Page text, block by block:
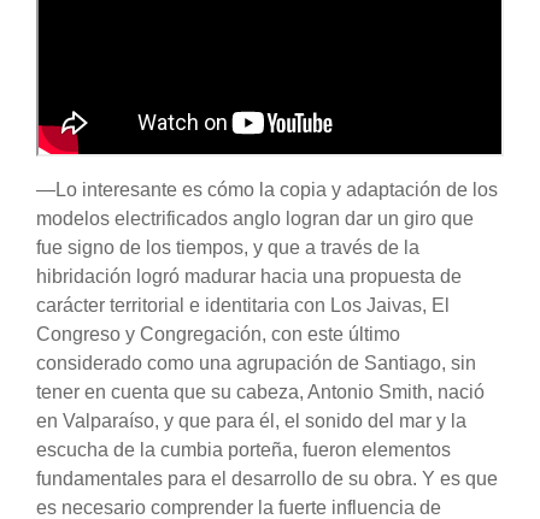
—Lo interesante es cómo la copia y adaptación de los
modelos electrificados anglo logran dar un giro que
fue signo de los tiempos, y que a través de la
hibridación logró madurar hacia una propuesta de
carácter territorial e identitaria con Los Jaivas, El
Congreso y Congregación, con este último
considerado como una agrupación de Santiago, sin
tener en cuenta que su cabeza, Antonio Smith, nació
en Valparaíso, y que para él, el sonido del mar y la
escucha de la cumbia porteña, fueron elementos
fundamentales para el desarrollo de su obra. Y es que
es necesario comprender la fuerte influencia de